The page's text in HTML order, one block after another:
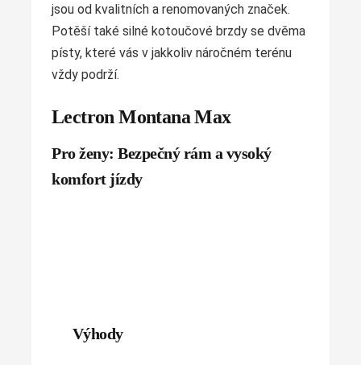
jsou od kvalitních a renomovaných značek.
Potěší také silné kotoučové brzdy se dvěma
písty, které vás v jakkoliv náročném terénu
vždy podrží.
Lectron Montana Max
Pro ženy: Bezpečný rám a vysoký
komfort jízdy
Výhody